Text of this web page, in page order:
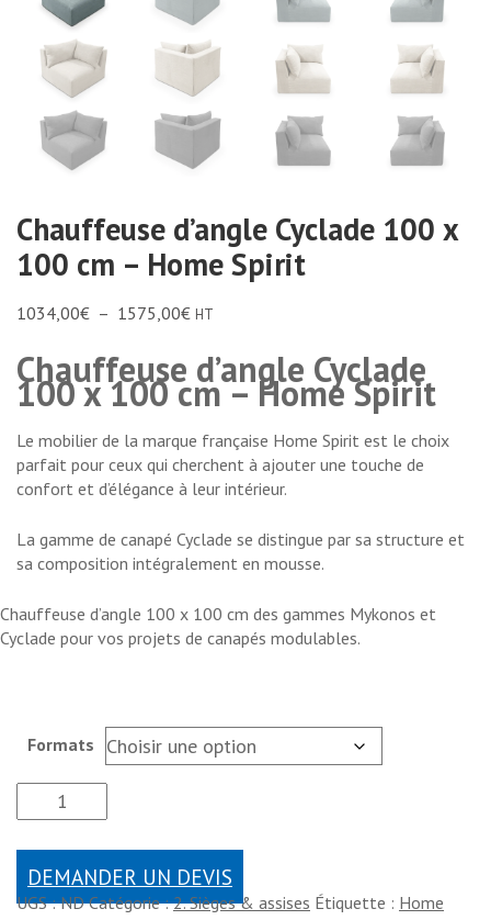
Chauffeuse d’angle Cyclade 100 x
100 cm – Home Spirit
1034,00€ – 1575,00€ HT
Chauffeuse d’angle Cyclade
100 x 100 cm – Home Spirit
Le mobilier de la marque française Home Spirit est le choix
parfait pour ceux qui cherchent à ajouter une touche de
confort et d’élégance à leur intérieur.
La gamme de canapé Cyclade se distingue par sa structure et
sa composition intégralement en mousse.
Chauffeuse d’angle 100 x 100 cm des gammes Mykonos et
Cyclade pour vos projets de canapés modulables.
Formats
DEMANDER UN DEVIS
UGS :ND Catégorie :2. Sièges & assises Étiquette : Home